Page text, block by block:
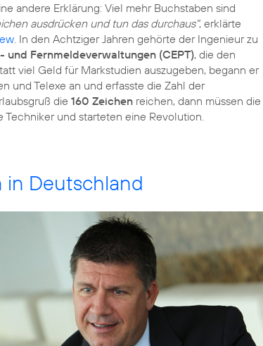
andere Erklärung: Viel mehr Buchstaben sind
ausdrücken und tun das durchaus", erklärte
. In den Achtziger Jahren gehörte der Ingenieur zu
und Fernmeldeverwaltungen (CEPT), die den
viel Geld für Markstudien auszugeben, begann er
und Telexe an und erfasste die Zahl der
die 160 Zeichen reichen, dann müssen die
und starteten eine Revolution.
in Deutschland